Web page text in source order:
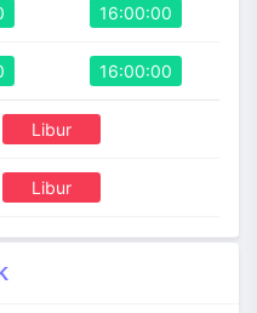
16:00:00
16:00:00
Libur
Libur